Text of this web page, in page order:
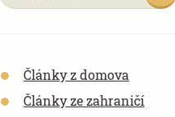
Články z domova
Články ze zahraničí